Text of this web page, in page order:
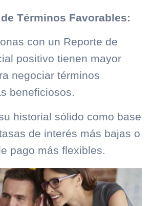
Términos Favorables:
con un Reporte de
positivo tienen mayor
negociar términos
beneficiosos.
historial sólido como base
de interés más bajas o
pago más flexibles.